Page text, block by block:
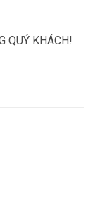
QUÝ KHÁCH!